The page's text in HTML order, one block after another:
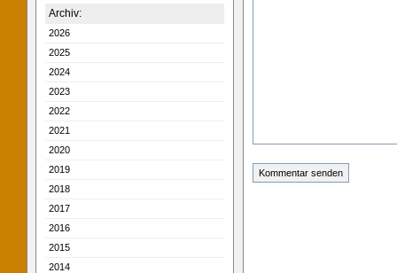
Archiv:
2026
2025
2024
2023
2022
2021
2020
2019
2018
2017
2016
2015
2014